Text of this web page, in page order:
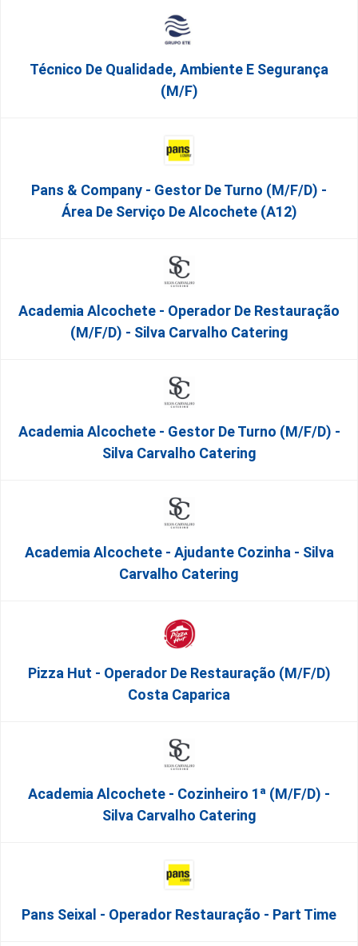
Técnico De Qualidade, Ambiente E Segurança
(m/f)
Pans & Company - Gestor De Turno (m/f/d) -
Área De Serviço De Alcochete (A12)
Academia Alcochete - Operador De Restauração
(m/f/d) - Silva Carvalho Catering
Academia Alcochete - Gestor De Turno (m/f/d) -
Silva Carvalho Catering
Academia Alcochete - Ajudante Cozinha - Silva
Carvalho Catering
Pizza Hut - Operador De Restauração (m/f/d)
Costa Caparica
Academia Alcochete - Cozinheiro 1ª (m/f/d) -
Silva Carvalho Catering
Pans Seixal - Operador Restauração - Part Time